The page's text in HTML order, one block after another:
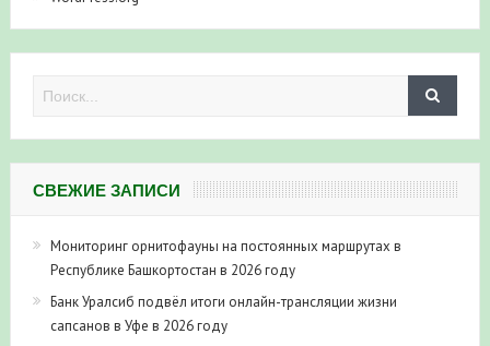
СВЕЖИЕ ЗАПИСИ
Мониторинг орнитофауны на постоянных маршрутах в
Республике Башкортостан в 2026 году
Банк Уралсиб подвёл итоги онлайн-трансляции жизни
сапсанов в Уфе в 2026 году